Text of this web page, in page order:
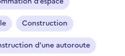
Construction
d’une autoroute